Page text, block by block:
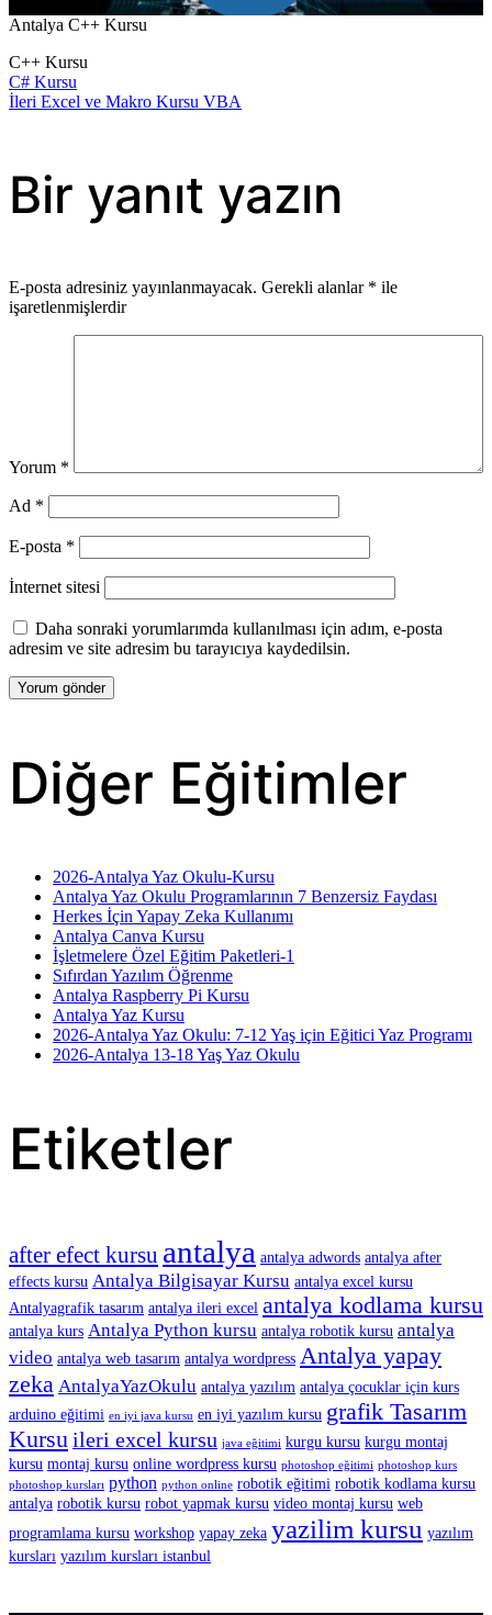
Antalya C++ Kursu
C++ Kursu
Yazı
gezinmesi
C# Kursu
İleri Excel ve Makro Kursu VBA
Bir yanıt yazın
E-posta adresiniz yayınlanmayacak. Gerekli alanlar * ile
işaretlenmişlerdir
Yorum *
Ad *
E-posta *
İnternet sitesi
Daha sonraki yorumlarımda kullanılması için adım, e-posta
adresim ve site adresim bu tarayıcıya kaydedilsin.
Diğer Eğitimler
2026-Antalya Yaz Okulu-Kursu
Antalya Yaz Okulu Programlarının 7 Benzersiz Faydası
Herkes İçin Yapay Zeka Kullanımı
Antalya Canva Kursu
İşletmelere Özel Eğitim Paketleri-1
Sıfırdan Yazılım Öğrenme
Antalya Raspberry Pi Kursu
Antalya Yaz Kursu
2026-Antalya Yaz Okulu: 7-12 Yaş için Eğitici Yaz Programı
2026-Antalya 13-18 Yaş Yaz Okulu
Etiketler
after efect kursu antalya antalya adwords antalya after
effects kursu Antalya Bilgisayar Kursu antalya excel kursu
Antalyagrafik tasarım antalya ileri excel antalya kodlama kursu
antalya kurs Antalya Python kursu antalya robotik kursu antalya
video antalya web tasarım antalya wordpress Antalya yapay
zeka AntalyaYazOkulu antalya yazılım antalya çocuklar için kurs
arduino eğitimi en iyi java kursu en iyi yazılım kursu grafik Tasarım
Kursu ileri excel kursu java eğitimi kurgu kursu kurgu montaj
kursu montaj kursu online wordpress kursu photoshop eğitimi photoshop kurs
photoshop kursları python python online robotik eğitimi robotik kodlama kursu
antalya robotik kursu robot yapmak kursu video montaj kursu web
programlama kursu workshop yapay zeka yazilim kursu yazılım
kursları yazılım kursları istanbul